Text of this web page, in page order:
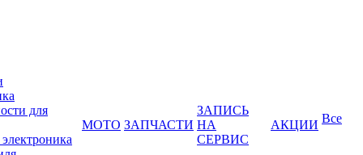
для
МОТО ЗАПЧАСТИ
ЗАПИСЬ
НА
СЕРВИС
АКЦИИ Все